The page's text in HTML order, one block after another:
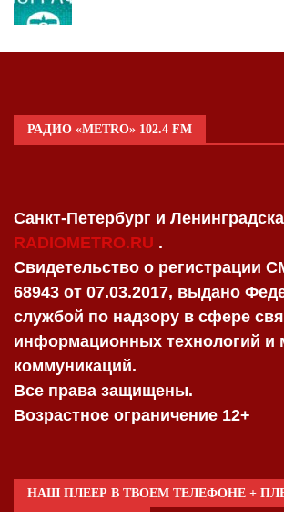
РАДИО «METRO» 102.4 FM
Санкт-Петербург и
RADIOMETRO.RU .
Свидетельство о регистрации
68943 от 07.03.2017, выдано
службой по надзору в сфере
информационных технологий и
коммуникаций.
Все права защищены.
Возрастное ограничение 12+
НАШ ПЛЕЕР В ТВОЕМ ТЕЛЕФОНЕ +